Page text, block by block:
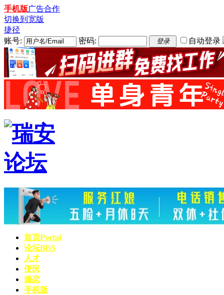
手机版广告合作
切换到宽版
捷径
账号:
密码: 登录 自动登录
首页Portal
论坛BBS
人才
便民
婚恋
手机版